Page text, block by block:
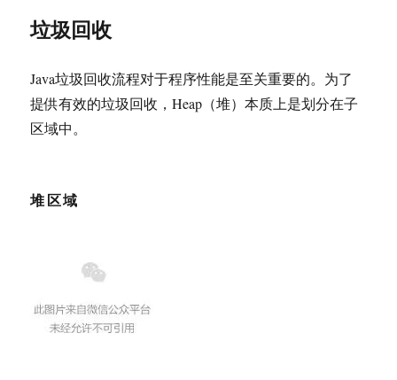
垃圾回收
Java垃圾回收流程对于程序性能是至关重要的。为了
提供有效的垃圾回收，Heap（堆）本质上是划分在子
区域中。
堆区域